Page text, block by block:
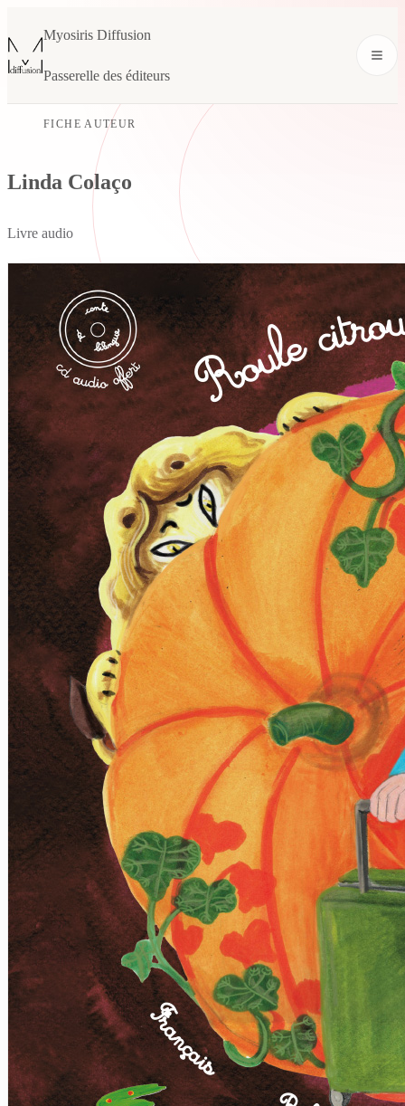
Myosiris Diffusion
Passerelle des éditeurs
FICHE AUTEUR
Linda Colaço
Livre audio